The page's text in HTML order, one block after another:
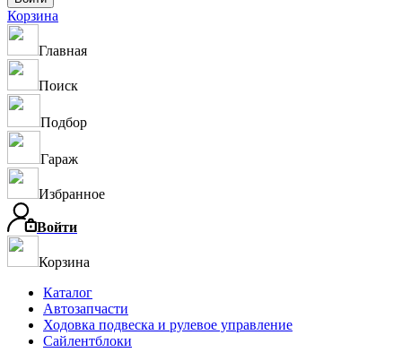
Корзина
Главная
Поиск
Подбор
Гараж
Избранное
Войти
Корзина
Каталог
Автозапчасти
Ходовка подвеска и рулевое управление
Сайлентблоки